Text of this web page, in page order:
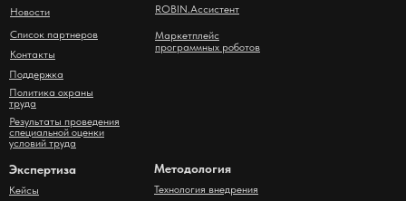
Новости
Контакты
Список партнеров
Экспертиза
Кейсы
Методология
Технология внедрения
Поддержка
Маркетплейс
программных роботов
Политика охраны
труда
Результаты проведения
специальной оценки
условий труда
ROBIN.Ассистент